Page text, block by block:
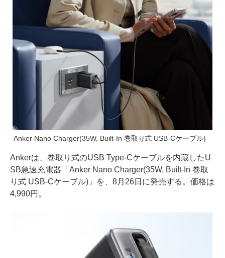
Anker Nano Charger(35W, Built-In 巻取り式 USB-Cケーブル)
Ankerは、巻取り式のUSB Type-Cケーブルを内蔵したU
SB急速充電器「Anker Nano Charger(35W, Built-In 巻取
り式 USB-Cケーブル)」を、8月26日に発売する。価格は
4,990円。